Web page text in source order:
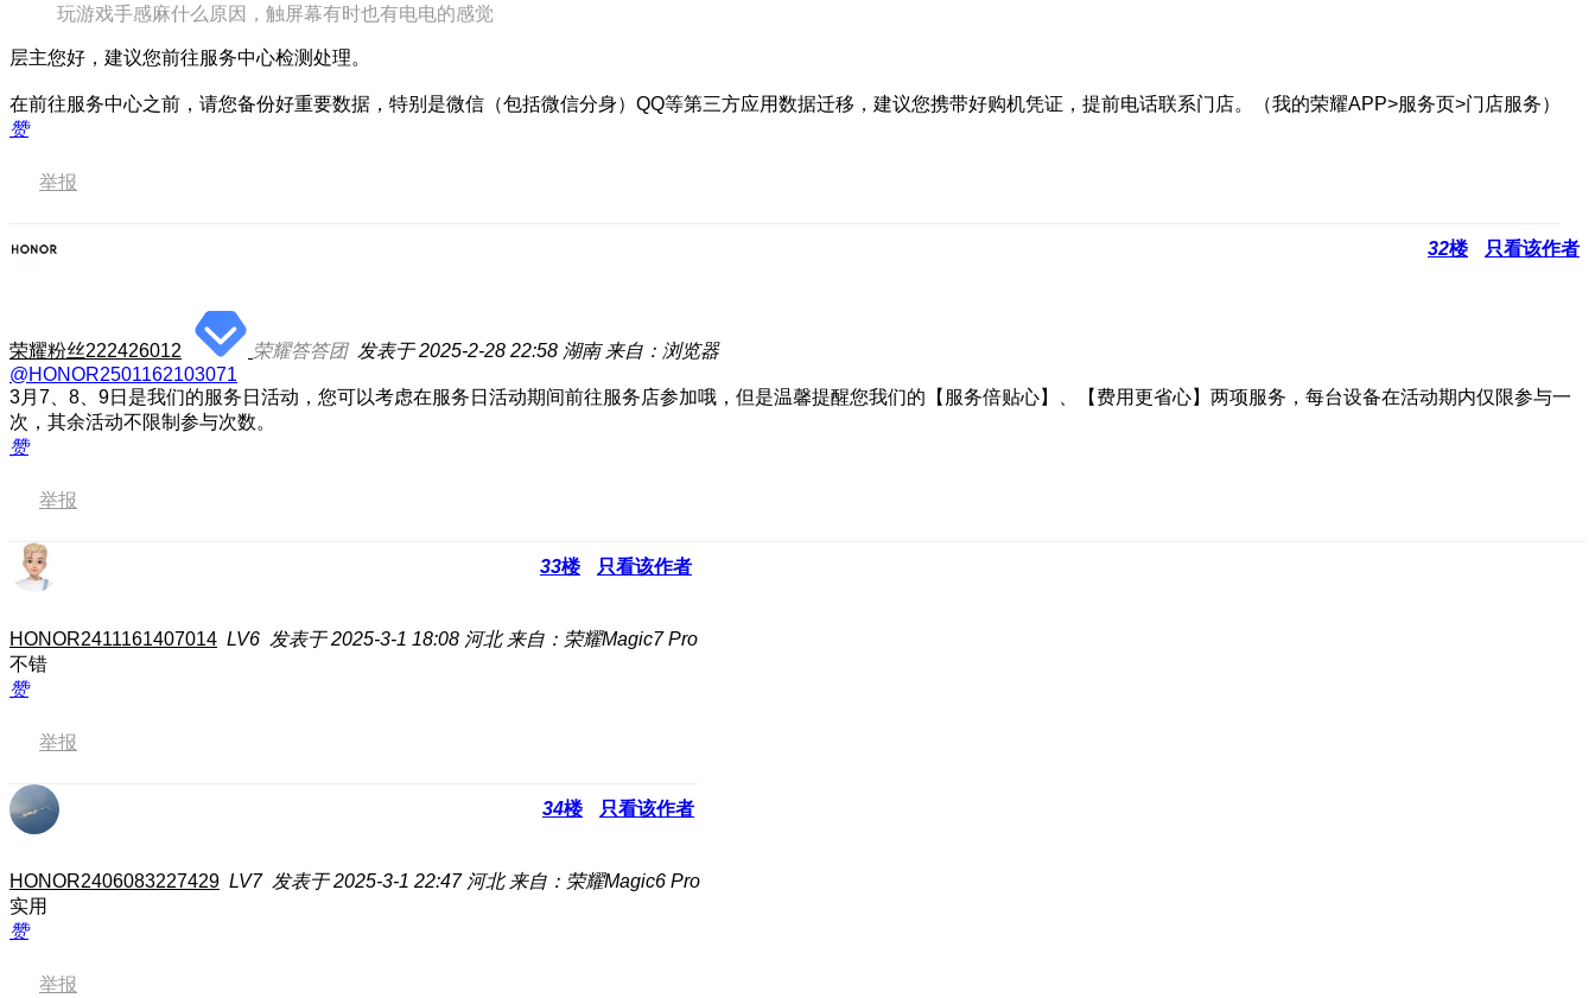
玩游戏手感麻什么原因，触屏幕有时也有电电的感觉
层主您好，建议您前往服务中心检测处理。
在前往服务中心之前，请您备份好重要数据，特别是微信（包括微信分身）QQ等第三方应用数据迁移，建议您携带好购机凭证，提前电话联系门店。（我的荣耀APP>服务页>门店服务）
赞
举报
32楼 只看该作者
荣耀粉丝222426012 荣耀答答团 发表于 2025-2-28 22:58 湖南 来自：浏览器
@HONOR2501162103071
3月7、8、9日是我们的服务日活动，您可以考虑在服务日活动期间前往服务店参加哦，但是温馨提醒您我们的【服务倍贴心】、【费用更省心】两项服务，每台设备在活动期内仅限参与一
次，其余活动不限制参与次数。
赞
举报
33楼 只看该作者
HONOR2411161407014 LV6 发表于 2025-3-1 18:08 河北 来自：荣耀Magic7 Pro
不错
赞
举报
34楼 只看该作者
HONOR2406083227429 LV7 发表于 2025-3-1 22:47 河北 来自：荣耀Magic6 Pro
实用
赞
举报